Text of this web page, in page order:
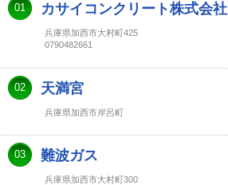
01 カサイコンクリート株式会社
兵庫県加西市大村町425
0790482661
02 天満宮
兵庫県加西市岸呂町
03 難波ガス
兵庫県加西市大村町300